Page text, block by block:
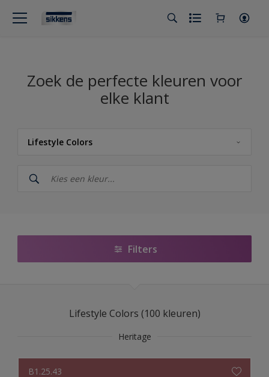
Zoek de perfecte kleuren voor
elke klant
Lifestyle Colors
Sikkens
Sikkens Colour Futures 2022
Colour Futures 2019
Filters
Lifestyle Colors (100 kleuren)
Heritage
B1.25.43